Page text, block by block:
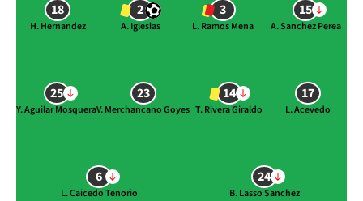
18
H. Hernandez
2
A. Iglesias
3
L. Ramos Mena
15
A. Sanchez Perea
25
Y. Aguilar Mosquera
23
V. Merchancano Goyes
14
T. Rivera Giraldo
17
L. Acevedo
6
L. Caicedo Tenorio
24
B. Lasso Sanchez